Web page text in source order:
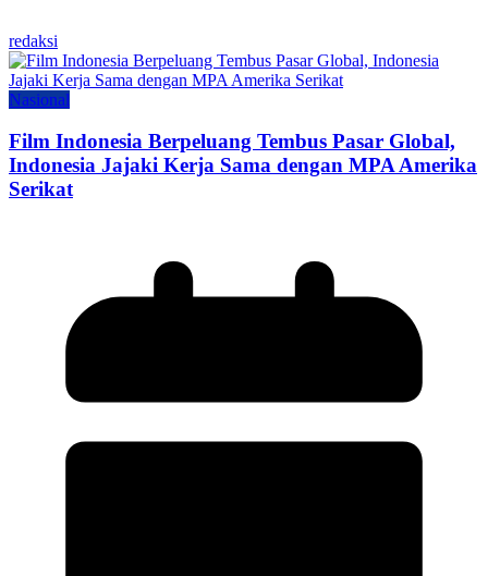
redaksi
Nasional
Film Indonesia Berpeluang Tembus Pasar Global,
Indonesia Jajaki Kerja Sama dengan MPA Amerika
Serikat